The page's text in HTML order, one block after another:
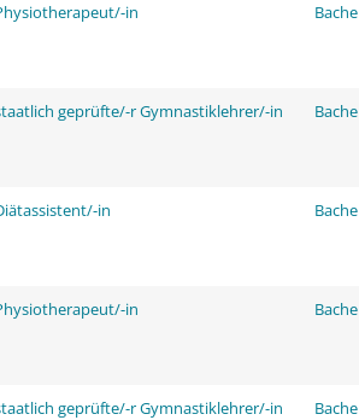
in
geprüfte/-r Gymnastiklehrer/-in
in
in
geprüfte/-r Gymnastiklehrer/-in